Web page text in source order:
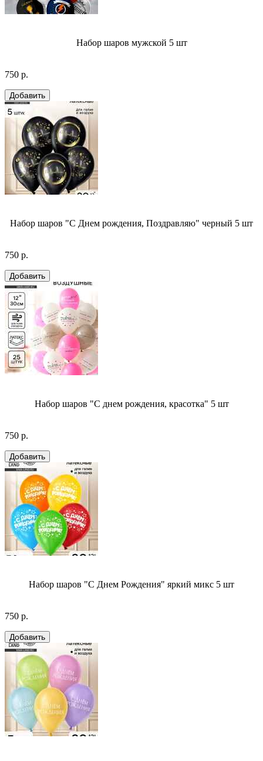
Набор шаров мужской 5 шт
750 р.
Набор шаров "С Днем рождения, Поздравляю" черный 5 шт
750 р.
Набор шаров "С днем рождения, красотка" 5 шт
750 р.
Набор шаров "С Днем Рождения" яркий микс 5 шт
750 р.